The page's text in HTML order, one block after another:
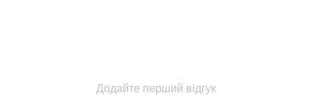
Додайте перший відгук